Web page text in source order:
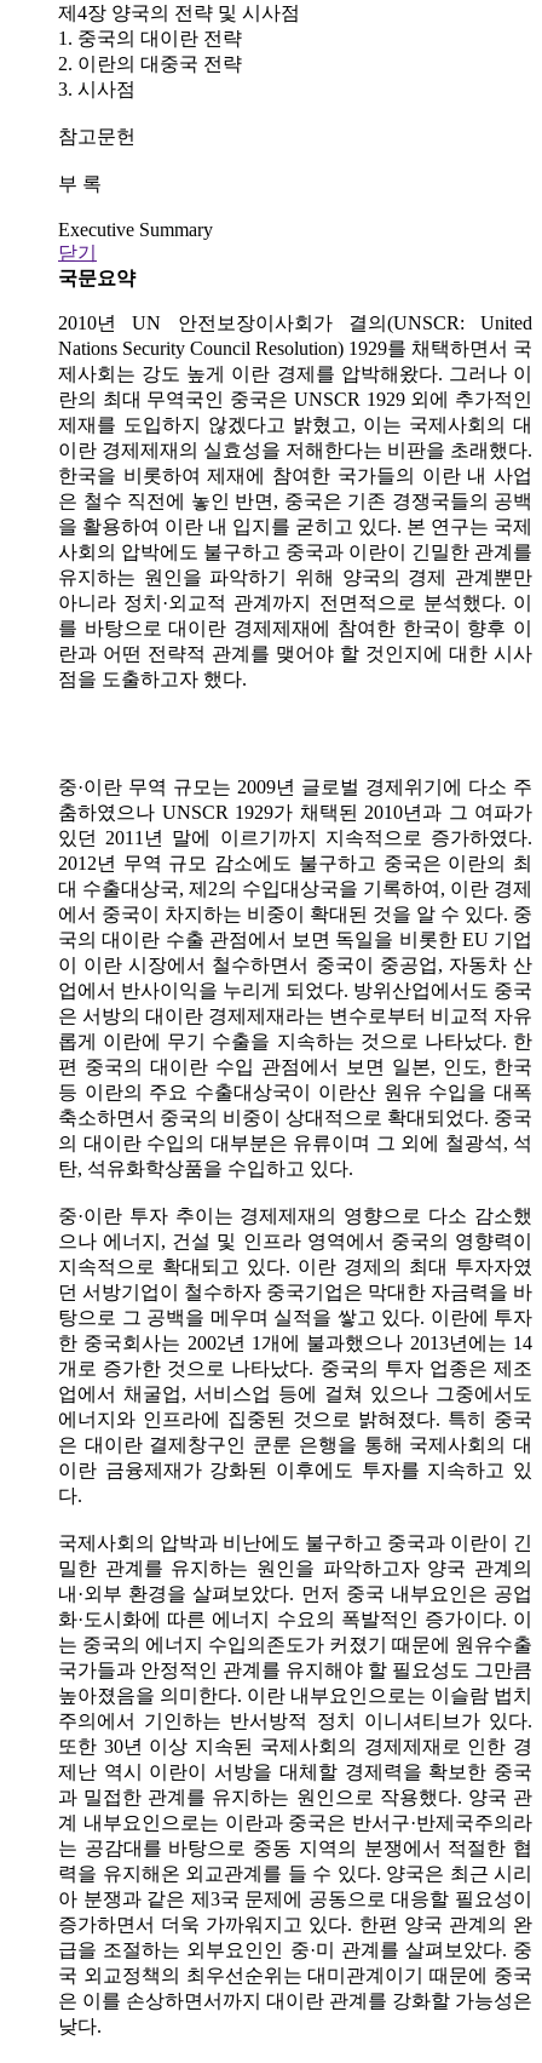
제4장 양국의 전략 및 시사점
1. 중국의 대이란 전략
2. 이란의 대중국 전략
3. 시사점
참고문헌
부 록
Executive Summary
닫기
국문요약
2010년 UN 안전보장이사회가 결의(UNSCR: United
Nations Security Council Resolution) 1929를 채택하면서 국
제사회는 강도 높게 이란 경제를 압박해왔다. 그러나 이
란의 최대 무역국인 중국은 UNSCR 1929 외에 추가적인
제재를 도입하지 않겠다고 밝혔고, 이는 국제사회의 대
이란 경제제재의 실효성을 저해한다는 비판을 초래했다.
한국을 비롯하여 제재에 참여한 국가들의 이란 내 사업
은 철수 직전에 놓인 반면, 중국은 기존 경쟁국들의 공백
을 활용하여 이란 내 입지를 굳히고 있다. 본 연구는 국제
사회의 압박에도 불구하고 중국과 이란이 긴밀한 관계를
유지하는 원인을 파악하기 위해 양국의 경제 관계뿐만
아니라 정치·외교적 관계까지 전면적으로 분석했다. 이
를 바탕으로 대이란 경제제재에 참여한 한국이 향후 이
란과 어떤 전략적 관계를 맺어야 할 것인지에 대한 시사
점을 도출하고자 했다.
중·이란 무역 규모는 2009년 글로벌 경제위기에 다소 주
춤하였으나 UNSCR 1929가 채택된 2010년과 그 여파가
있던 2011년 말에 이르기까지 지속적으로 증가하였다.
2012년 무역 규모 감소에도 불구하고 중국은 이란의 최
대 수출대상국, 제2의 수입대상국을 기록하여, 이란 경제
에서 중국이 차지하는 비중이 확대된 것을 알 수 있다. 중
국의 대이란 수출 관점에서 보면 독일을 비롯한 EU 기업
이 이란 시장에서 철수하면서 중국이 중공업, 자동차 산
업에서 반사이익을 누리게 되었다. 방위산업에서도 중국
은 서방의 대이란 경제제재라는 변수로부터 비교적 자유
롭게 이란에 무기 수출을 지속하는 것으로 나타났다. 한
편 중국의 대이란 수입 관점에서 보면 일본, 인도, 한국
등 이란의 주요 수출대상국이 이란산 원유 수입을 대폭
축소하면서 중국의 비중이 상대적으로 확대되었다. 중국
의 대이란 수입의 대부분은 유류이며 그 외에 철광석, 석
탄, 석유화학상품을 수입하고 있다.
중·이란 투자 추이는 경제제재의 영향으로 다소 감소했
으나 에너지, 건설 및 인프라 영역에서 중국의 영향력이
지속적으로 확대되고 있다. 이란 경제의 최대 투자자였
던 서방기업이 철수하자 중국기업은 막대한 자금력을 바
탕으로 그 공백을 메우며 실적을 쌓고 있다. 이란에 투자
한 중국회사는 2002년 1개에 불과했으나 2013년에는 14
개로 증가한 것으로 나타났다. 중국의 투자 업종은 제조
업에서 채굴업, 서비스업 등에 걸쳐 있으나 그중에서도
에너지와 인프라에 집중된 것으로 밝혀졌다. 특히 중국
은 대이란 결제창구인 쿤룬 은행을 통해 국제사회의 대
이란 금융제재가 강화된 이후에도 투자를 지속하고 있
다.
국제사회의 압박과 비난에도 불구하고 중국과 이란이 긴
밀한 관계를 유지하는 원인을 파악하고자 양국 관계의
내·외부 환경을 살펴보았다. 먼저 중국 내부요인은 공업
화·도시화에 따른 에너지 수요의 폭발적인 증가이다. 이
는 중국의 에너지 수입의존도가 커졌기 때문에 원유수출
국가들과 안정적인 관계를 유지해야 할 필요성도 그만큼
높아졌음을 의미한다. 이란 내부요인으로는 이슬람 법치
주의에서 기인하는 반서방적 정치 이니셔티브가 있다.
또한 30년 이상 지속된 국제사회의 경제제재로 인한 경
제난 역시 이란이 서방을 대체할 경제력을 확보한 중국
과 밀접한 관계를 유지하는 원인으로 작용했다. 양국 관
계 내부요인으로는 이란과 중국은 반서구·반제국주의라
는 공감대를 바탕으로 중동 지역의 분쟁에서 적절한 협
력을 유지해온 외교관계를 들 수 있다. 양국은 최근 시리
아 분쟁과 같은 제3국 문제에 공동으로 대응할 필요성이
증가하면서 더욱 가까워지고 있다. 한편 양국 관계의 완
급을 조절하는 외부요인인 중·미 관계를 살펴보았다. 중
국 외교정책의 최우선순위는 대미관계이기 때문에 중국
은 이를 손상하면서까지 대이란 관계를 강화할 가능성은
낮다.